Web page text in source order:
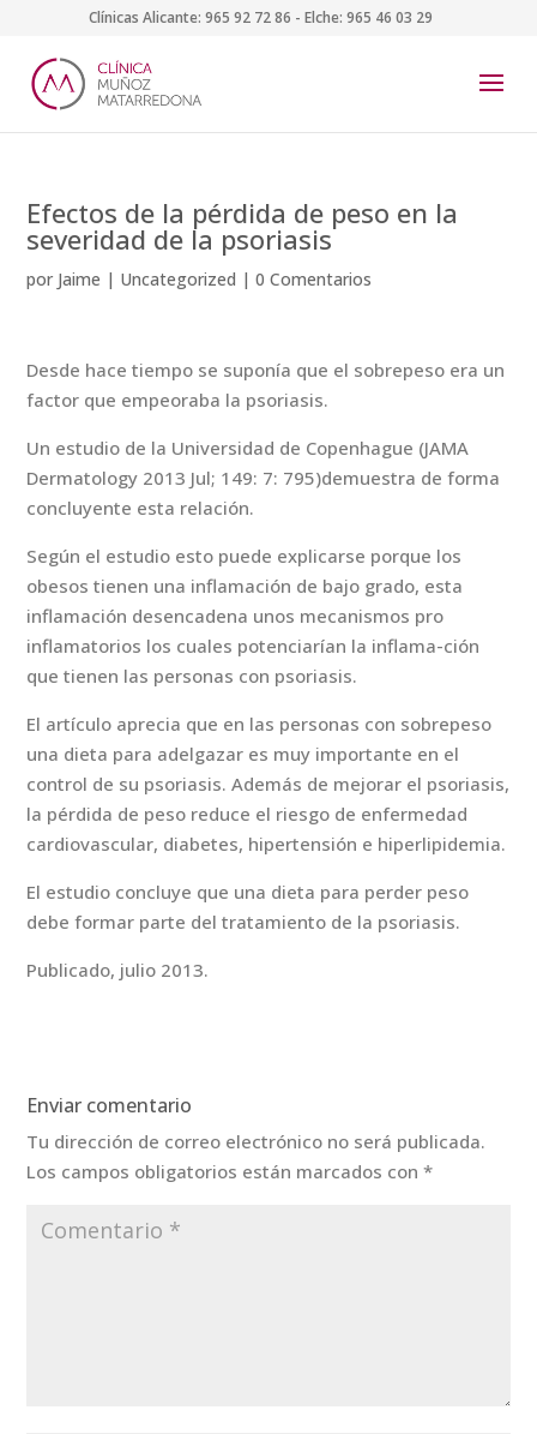
Clínicas Alicante: 965 92 72 86 - Elche: 965 46 03 29
Efectos de la pérdida de peso en la
severidad de la psoriasis
por Jaime | Uncategorized |0 Comentarios
Desde hace tiempo se suponía que el sobrepeso era un
factor que empeoraba la psoriasis.
Un estudio de la Universidad de Copenhague (JAMA
Dermatology 2013 Jul; 149: 7: 795)demuestra de forma
concluyente esta relación.
Según el estudio esto puede explicarse porque los
obesos tienen una inflamación de bajo grado, esta
inflamación desencadena unos mecanismos pro
inflamatorios los cuales potenciarían la inflama-ción
que tienen las personas con psoriasis.
El artículo aprecia que en las personas con sobrepeso
una dieta para adelgazar es muy importante en el
control de su psoriasis. Además de mejorar el psoriasis,
la pérdida de peso reduce el riesgo de enfermedad
cardiovascular, diabetes, hipertensión e hiperlipidemia.
El estudio concluye que una dieta para perder peso
debe formar parte del tratamiento de la psoriasis.
Publicado, julio 2013.
Enviar comentario
Tu dirección de correo electrónico no será publicada.
Los campos obligatorios están marcados con*